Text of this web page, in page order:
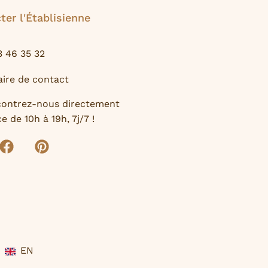
l'Établisienne
46 35 32
de contact
nous directement
de 10h à 19h, 7j/7 !
EN